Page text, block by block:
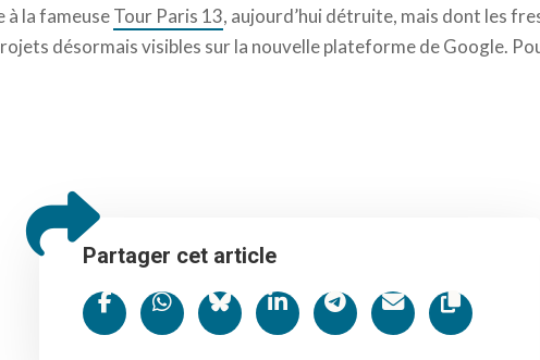
la fameuseTour Paris 13, aujourd’hui détruite, mais dont les
désormais visibles sur la nouvelle plateforme de Google.
Partager cet article